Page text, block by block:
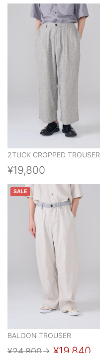
2TUCK CROPPED TROUSER
¥19,800
SALE
BALOON TROUSER